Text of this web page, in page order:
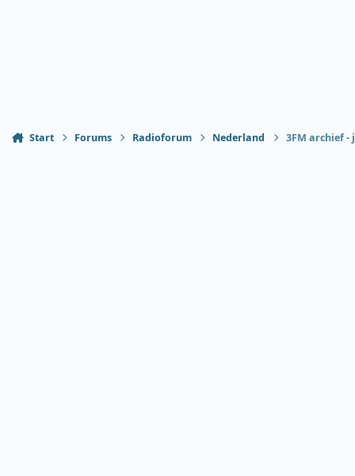
Start Forums Radioforum Nederland 3FM archief -